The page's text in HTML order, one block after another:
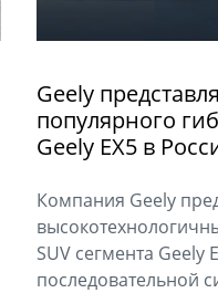
Geely
популярного
Geely EX5 в
Компания Geely
SUV сегмента Geely
последовательной